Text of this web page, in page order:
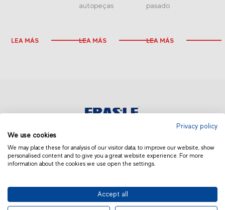
LEA MÁS
autopeças
LEA MÁS
pasado
LEA MÁS
ARGENTINA Y URUGUAY
© 2019 Fras-le | Photos: Júlio Soares, Magrão Scalco, João Lazzarotto, Panda Branding
Privacy policy
We use cookies
We may place these for analysis of our visitor data, to improve our website, show
personalised content and to give you a great website experience. For more
information about the cookies we use open the settings.
Accept all